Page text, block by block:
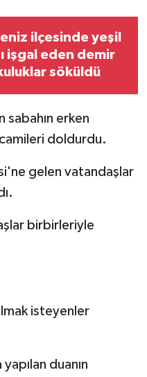
ilçesinde yeşil
işgal eden demir
söküldü
sabahın erken
doldurdu.
gelen vatandaşlar
birbirleriyle
isteyenler
duanın